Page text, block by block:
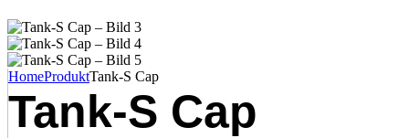
HomeProduktTank-S Cap
Tank-S Cap